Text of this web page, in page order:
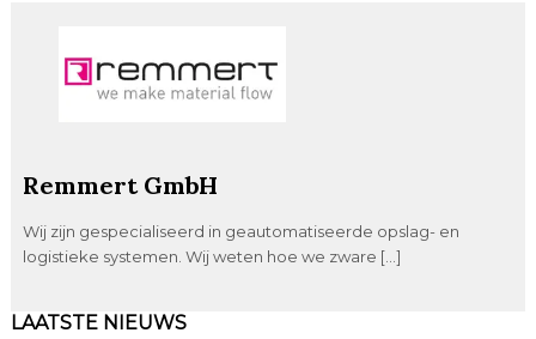
Remmert GmbH
Wij zijn gespecialiseerd in geautomatiseerde opslag- en
logistieke systemen. Wij weten hoe we zware […]
LAATSTE NIEUWS